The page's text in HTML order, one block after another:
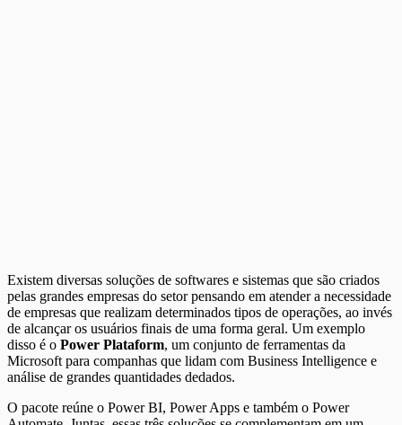
Existem diversas soluções de softwares e sistemas que são criados
pelas grandes empresas do setor pensando em atender a necessidade
de empresas que realizam determinados tipos de operações, ao invés
de alcançar os usuários finais de uma forma geral. Um exemplo
disso é o Power Plataform, um conjunto de ferramentas da
Microsoft para companhas que lidam com Business Intelligence e
análise de grandes quantidades dedados.
O pacote reúne o Power BI, Power Apps e também o Power